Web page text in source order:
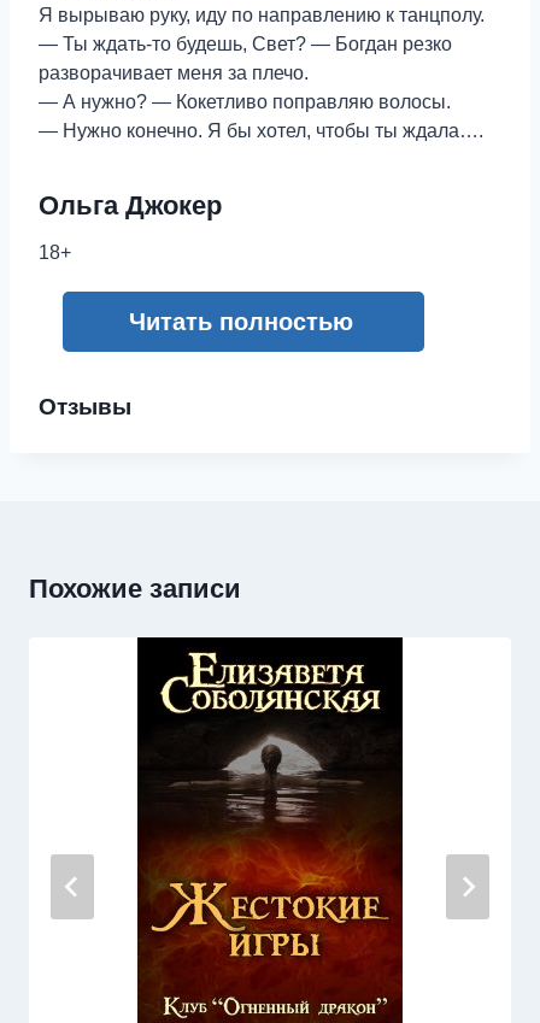
Я вырываю руку, иду по направлению к танцполу.
— Ты ждать-то будешь, Свет? — Богдан резко
разворачивает меня за плечо.
— А нужно? — Кокетливо поправляю волосы.
— Нужно конечно. Я бы хотел, чтобы ты ждала….
Ольга Джокер
18+
Читать полностью
Отзывы
Похожие записи